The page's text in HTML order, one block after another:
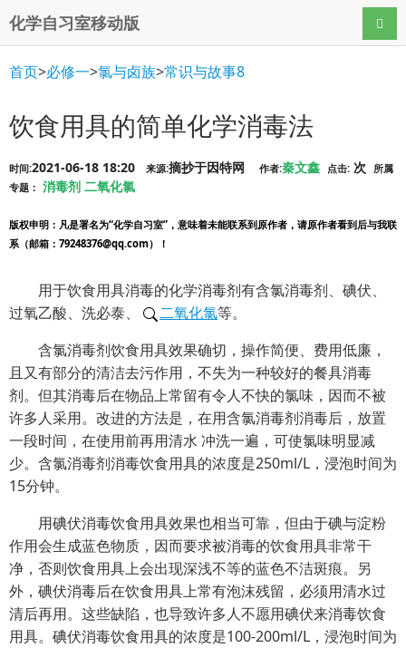
化学自习室移动版 导航
首页>必修一>氯与卤族>常识与故事8
饮食用具的简单化学消毒法
时间:2021-06-18 18:20 来源:摘抄于因特网 作者:秦文鑫 点击: 次
所属
专题： 消毒剂 二氧化氯
版权申明 ：凡是署名为“化学自习室”，意味着未能联系到原作者，请原作者看到后与我联
系（邮箱：79248376@qq.com）！
用于饮食用具消毒的化学消毒剂有含氯消毒剂、碘伏、
过氧乙酸、洗必泰、
二氧化氯等。
含氯消毒剂饮食用具效果确切，操作简便、费用低廉，
且又有部分的清洁去污作用，不失为一种较好的餐具消毒
剂。但其消毒后在物品上常留有令人不快的氯味，因而不被
许多人采用。改进的方法是，在用含氯消毒剂消毒后，放置
一段时间，在使用前再用清水 冲洗一遍，可使氯味明显减
少。含氯消毒剂消毒饮食用具的浓度是250ml/L，浸泡时间为
15分钟。
用碘伏消毒饮食用具效果也相当可靠，但由于碘与淀粉
作用会生成蓝色物质，因而要求被消毒的饮食用具非常干
净，否则饮食用具上会出现深浅不等的蓝色不洁斑痕。另
外，碘伏消毒后在饮食用具上常有泡沫残留，必须用清水过
清后再用。这些缺陷，也导致许多人不愿用碘伏来消毒饮食
用具。碘伏消毒饮食用具的浓度是100-200ml/L，浸泡时间为